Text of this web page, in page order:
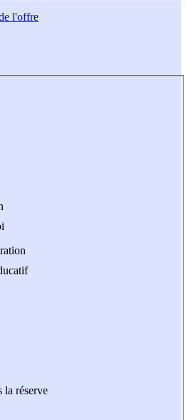
l'offre
la réserve